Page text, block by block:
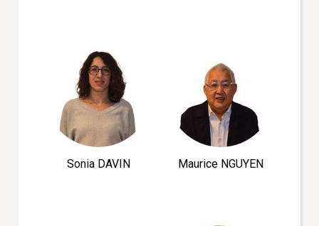
Sonia DAVIN Maurice NGUYEN